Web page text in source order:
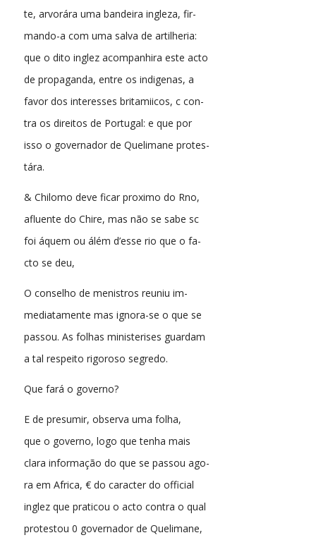
te, arvorára uma bandeira ingleza, fir-
mando-a com uma salva de artilheria:
que o dito inglez acompanhira este acto
de propaganda, entre os indigenas, a
favor dos interesses britamiicos, c con-
tra os direitos de Portugal: e que por
isso o governador de Quelimane protes-
tára.
& Chilomo deve ficar proximo do Rno,
afluente do Chire, mas não se sabe sc
foi áquem ou álém d’esse rio que o fa-
cto se deu,
O conselho de menistros reuniu im-
mediatamente mas ignora-se o que se
passou. As folhas ministerises guardam
a tal respeito rigoroso segredo.
Que fará o governo?
E de presumir, observa uma folha,
que o governo, logo que tenha mais
clara informação do que se passou ago-
ra em Africa, € do caracter do official
inglez que praticou o acto contra o qual
protestou 0 governador de Quelimane,